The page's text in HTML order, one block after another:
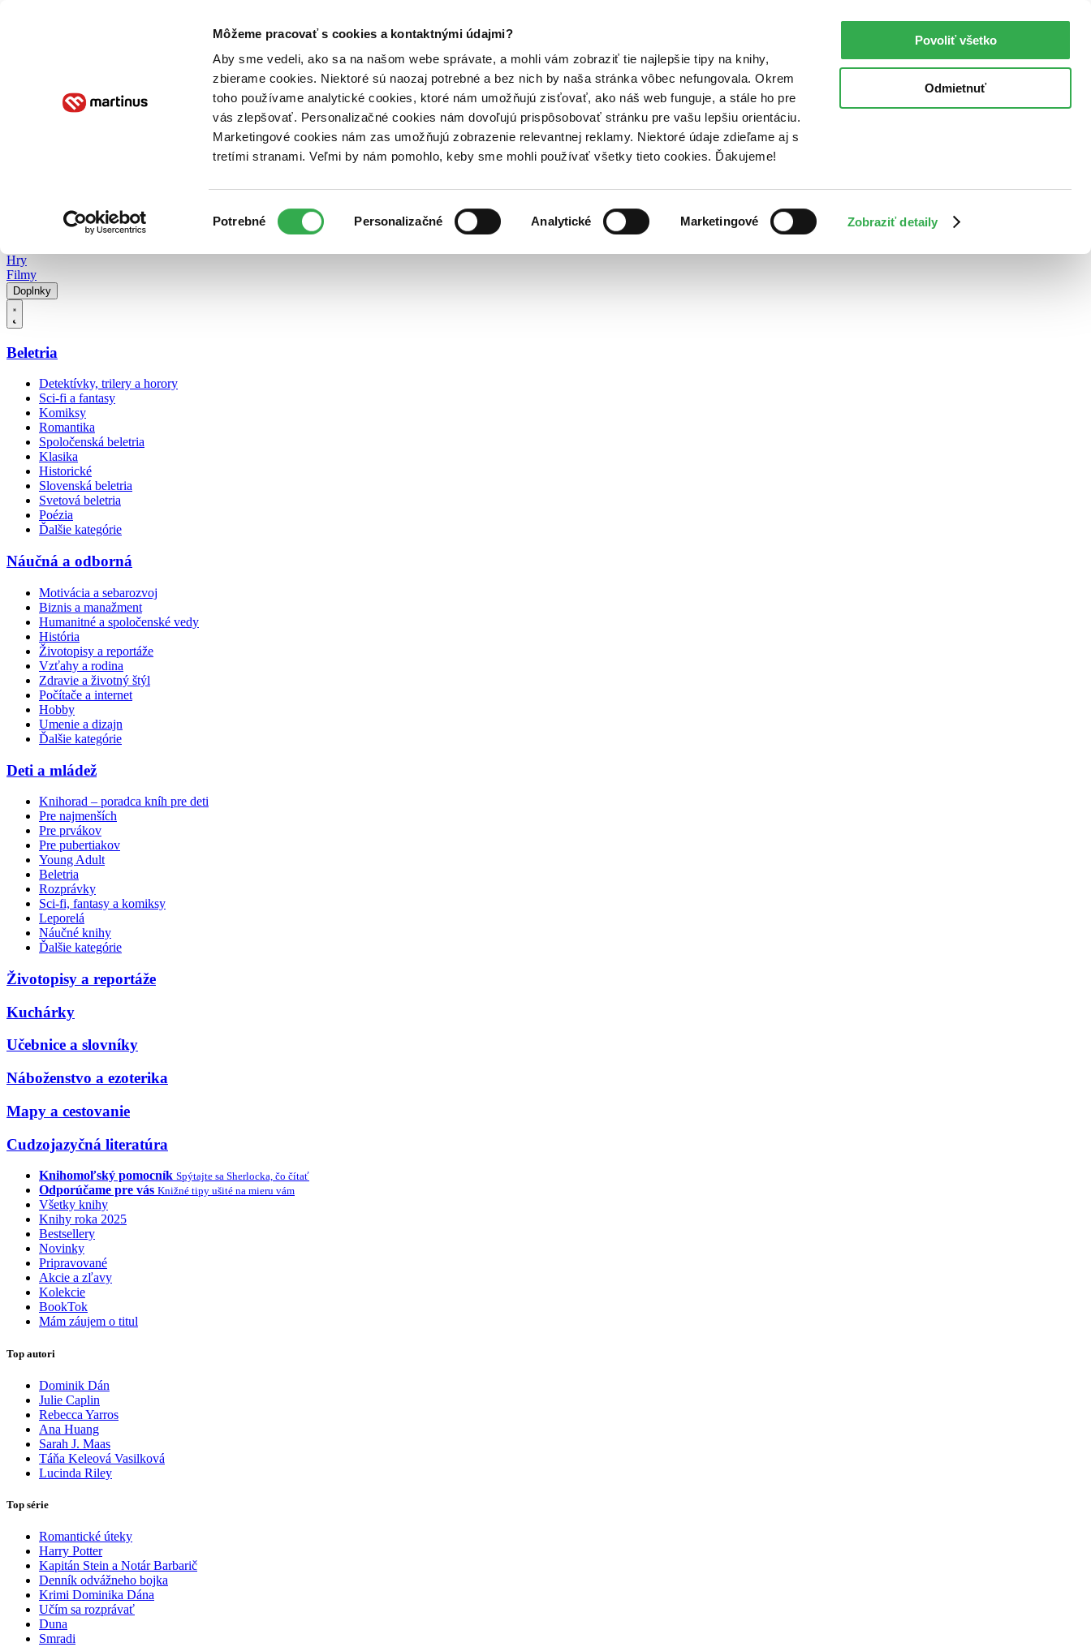
Môžeme pracovať s cookies a kontaktnými údajmi?
Aby sme vedeli, ako sa na našom webe správate, a mohli vám zobraziť tie najlepšie tipy na knihy,
zbierame cookies. Niektoré sú naozaj potrebné a bez nich by naša stránka vôbec nefungovala. Okrem
toho používame analytické cookies, ktoré nám umožňujú zisťovať, ako náš web funguje, a stále ho pre
vás zlepšovať. Personalizačné cookies nám dovoľujú prispôsobovať stránku pre vašu lepšiu orientáciu.
Marketingové cookies nám zas umožňujú zobrazenie relevantnej reklamy. Niektoré údaje zdieľame aj s
tretími stranami. Veľmi by nám pomohlo, keby sme mohli používať všetky tieto cookies. Ďakujeme!
súhlasu
Potrebné Personalizačné Analytické Marketingové Zobraziť detaily
Povoliť všetko
Odmietnuť
Poukážky Kontakt
Hry
Filmy
Doplnky
Beletria
Detektívky, trilery a horory
Sci-fi a fantasy
Komiksy
Romantika
Spoločenská beletria
Klasika
Historické
Slovenská beletria
Svetová beletria
Poézia
Ďalšie kategórie
Náučná a odborná
Motivácia a sebarozvoj
Biznis a manažment
Humanitné a spoločenské vedy
História
Životopisy a reportáže
Vzťahy a rodina
Zdravie a životný štýl
Počítače a internet
Hobby
Umenie a dizajn
Ďalšie kategórie
Deti a mládež
Knihorad – poradca kníh pre deti
Pre najmenších
Pre prvákov
Pre pubertiakov
Young Adult
Beletria
Rozprávky
Sci-fi, fantasy a komiksy
Leporelá
Náučné knihy
Ďalšie kategórie
Životopisy a reportáže
Kuchárky
Učebnice a slovníky
Náboženstvo a ezoterika
Mapy a cestovanie
Cudzojazyčná literatúra
Knihomoľský pomocník Spýtajte sa Sherlocka, čo čítať
Odporúčame pre vás Knižné tipy ušité na mieru vám
Všetky knihy
Knihy roka 2025
Bestsellery
Novinky
Pripravované
Akcie a zľavy
Kolekcie
BookTok
Mám záujem o titul
Top autori
Dominik Dán
Julie Caplin
Rebecca Yarros
Ana Huang
Sarah J. Maas
Táňa Keleová Vasilková
Lucinda Riley
Top série
Romantické úteky
Harry Potter
Kapitán Stein a Notár Barbarič
Denník odvážneho bojka
Krimi Dominika Dána
Učím sa rozprávať
Duna
Smradi